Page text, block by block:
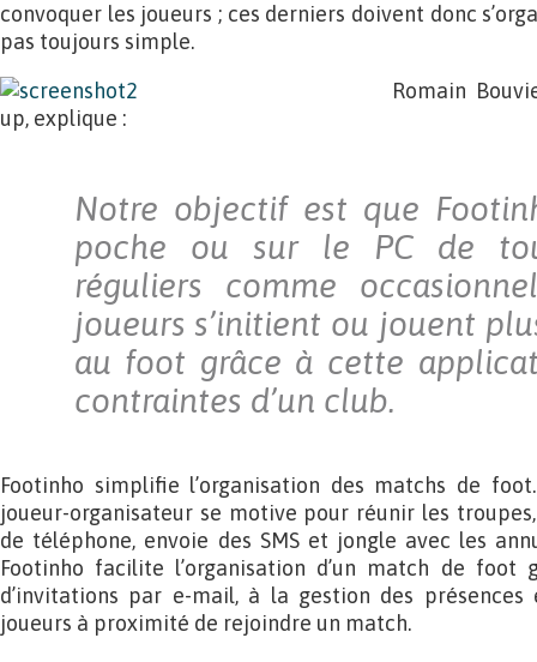
convoquer les joueurs ; ces derniers doivent donc
pas toujours simple.
Romain
up, explique :
Notre objectif est que
poche ou sur le PC de
réguliers comme
joueurs s’initient ou jouent
au foot grâce à cette
contraintes d’un club.
Footinho simplifie l’organisation des matchs de
joueur-organisateur se motive pour réunir les
de téléphone, envoie des SMS et jongle avec les
Footinho facilite l’organisation d’un match de foot
d’invitations par e-mail, à la gestion des
joueurs à proximité de rejoindre un match.